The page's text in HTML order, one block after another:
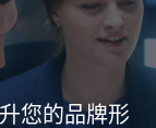
您的品牌形